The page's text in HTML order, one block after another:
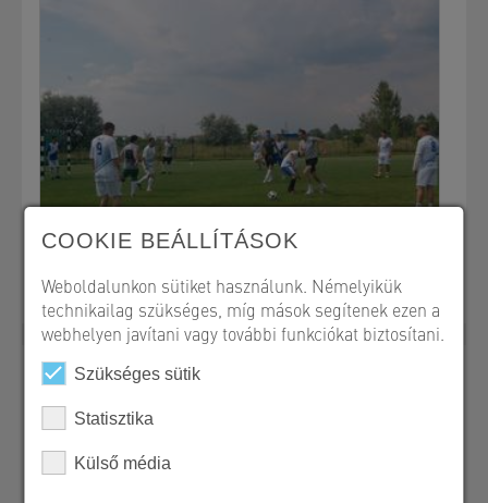
2339 Majosháza, Tóközi út 10.
COOKIE BEÁLLÍTÁSOK
Weboldalunkon sütiket használunk. Némelyikük
technikailag szükséges, míg mások segítenek ezen a
webhelyen javítani vagy további funkciókat biztosítani.
Szükséges sütik
Statisztika
Külső média